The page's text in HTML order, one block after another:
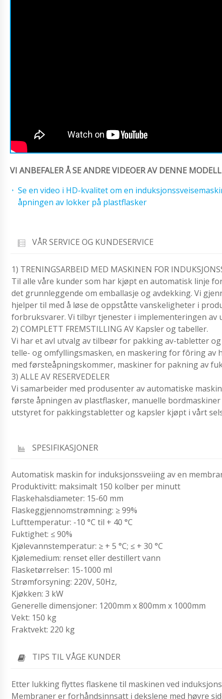
VI ANBEFALER Å SE ANDRE VIDEOER AV DENNE
Se en video i HD-kvalitet om en
åpningen av lokker på plastflasker
VÅR SERVICE OG KUNDESERVICE
1) TRENINGSARBEID MED MASKINEN FOR
Til alle våre kunder som har kjøpt en automatisk linje
det grunnleggende om emballasje og avdekking. Vi
hjelper til med å løse de oppståtte vanskeligheter i
forbruksvarer. Vi tilbyr tjenester i implementeringen
2) COMPLETT FREMSTILLING AV Kapsler og tabeller.
Vi har et avl utvalg av tilbeør for pakking av-tabletter
telle- og omfyllingsmasken, en maskering for fôring
med førsteåpningskommer, maskiner for pakning av
3) ALLE AV RESERVEDELER
Vi samarbeider med produsenter av automatiske
første åpningen av plastflasker, manuelle
utstyret for pakkingstabletter og kapsler kjøpt i vårt
SPESIFIKASJONER
Automatisk maskin for induksjonssveiing av en
Produktivitt: maksimalt 150 kolber per minutt
Flaskehalsdiameter: 15-60 mm
Flaskeggjennomstrømning: ≥ 99%
Lufttemperatur: -10 °C til + 40 °C
Fuktighet: ≤ 90%
Kjølevannstemperatur: ≥ + 5 °C; ≤ + 30 °C
Kjølemedium: renset eller destillert vann
Flasketørrelser: 15-1000 ml
Strømforsyning: 220V, 50Hz,
Kjøkken: 3 kW
Generelle dimensjoner: 1200mm x 800mm x 1000mm
Vekt: 150 kg
Fraktvekt: 220 kg
TIPS TIL VÅGE KUNDER
Etter lukking flyttes flaskene til maskinen ved
Membraner er forhåndsinnsatt i dekslene med høyre